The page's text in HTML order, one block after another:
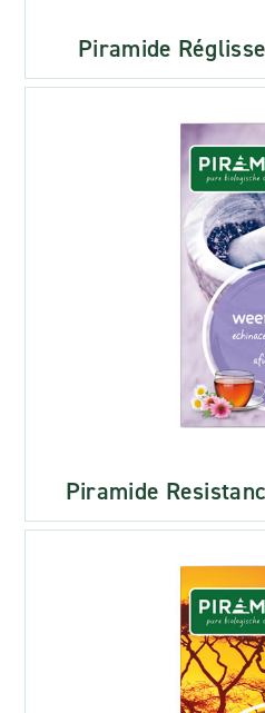
Piramide
Piramide